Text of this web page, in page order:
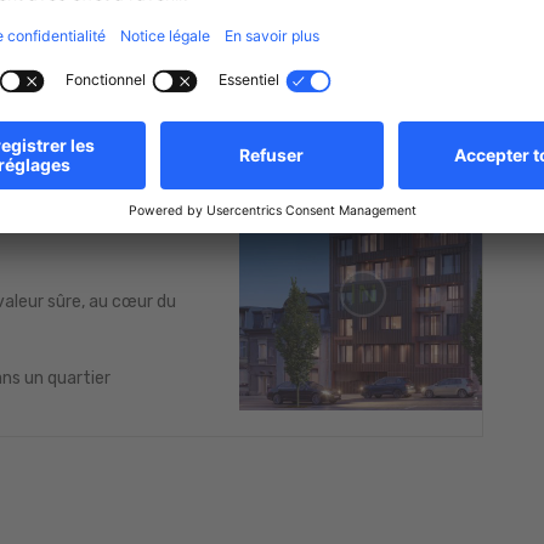
(offre limitée)
?
énergétique)
+352 26 64 91 73 ou info@home-in.lu
Chauffage au sol
Climatisation
sûre, au cœur du
un quartier